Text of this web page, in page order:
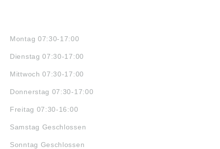
Montag 07:30-17:00
Dienstag 07:30-17:00
Mittwoch 07:30-17:00
Donnerstag 07:30-17:00
Freitag 07:30-16:00
Samstag Geschlossen
Sonntag Geschlossen